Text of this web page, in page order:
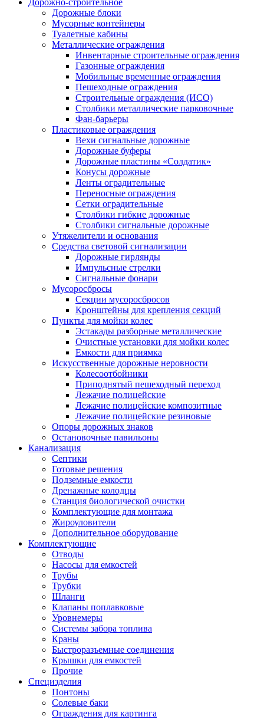
Дорожно-строительное
Дорожные блоки
Мусорные контейнеры
Туалетные кабины
Металлические ограждения
Инвентарные строительные ограждения
Газонные ограждения
Мобильные временные ограждения
Пешеходные ограждения
Строительные ограждения (ИСО)
Столбики металлические парковочные
Фан-барьеры
Пластиковые ограждения
Вехи сигнальные дорожные
Дорожные буферы
Дорожные пластины «Солдатик»
Конусы дорожные
Ленты оградительные
Переносные ограждения
Сетки оградительные
Столбики гибкие дорожные
Столбики сигнальные дорожные
Утяжелители и основания
Средства световой сигнализации
Дорожные гирлянды
Импульсные стрелки
Сигнальные фонари
Мусоросбросы
Секции мусоросбросов
Кронштейны для крепления секций
Пункты для мойки колес
Эстакады разборные металлические
Очистные установки для мойки колес
Емкости для приямка
Искусственные дорожные неровности
Колесоотбойники
Приподнятый пешеходный переход
Лежачие полицейские
Лежачие полицейские композитные
Лежачие полицейские резиновые
Опоры дорожных знаков
Остановочные павильоны
Канализация
Септики
Готовые решения
Подземные емкости
Дренажные колодцы
Станция биологической очистки
Комплектующие для монтажа
Жироуловители
Дополнительное оборудование
Комплектующие
Отводы
Насосы для емкостей
Трубы
Трубки
Шланги
Клапаны поплавковые
Уровнемеры
Системы забора топлива
Краны
Быстроразъемные соединения
Крышки для емкостей
Прочие
Специзделия
Понтоны
Солевые баки
Ограждения для картинга